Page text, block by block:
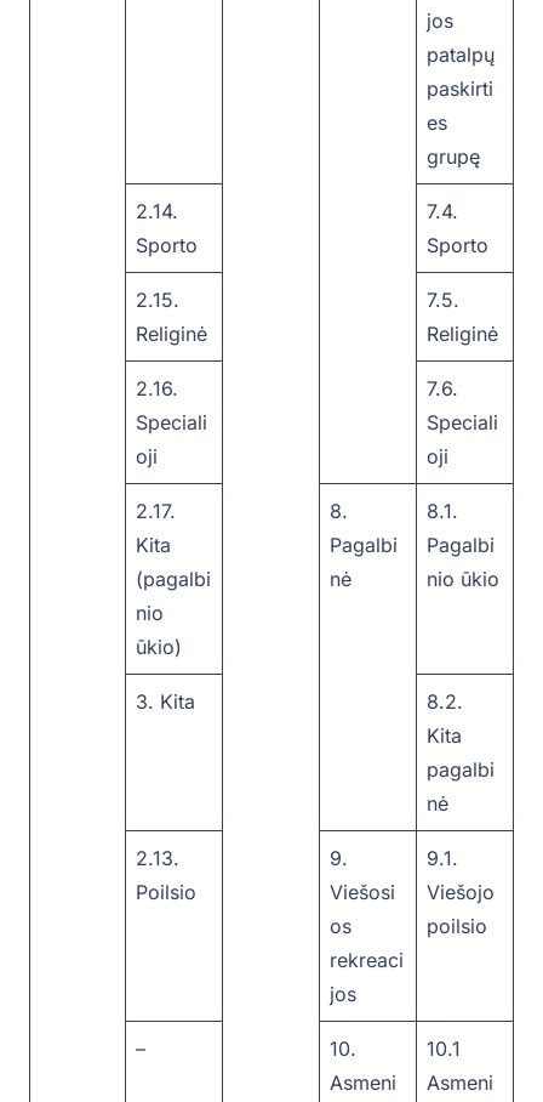
jos
patalpų
paskirti
es
grupę
2.14.
Sporto
7.4.
Sporto
2.15.
Religinė
7.5.
Religinė
2.16.
Speciali
oji
7.6.
Speciali
oji
2.17.
Kita
(pagalbi
nio
ūkio)
8.
Pagalbi
nė
8.1.
Pagalbi
nio ūkio
3. Kita
8.2.
Kita
pagalbi
nė
2.13.
Poilsio
9.
Viešosi
os
rekreaci
jos
9.1.
Viešojo
poilsio
–
10.
Asmeni
10.1
Asmeni